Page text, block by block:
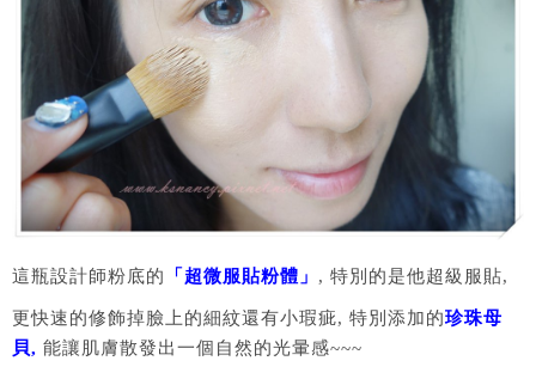
這瓶設計師粉底的 「超微服貼粉體」 , 特別的是他超級服貼,
更快速的修飾掉臉上的細紋還有小瑕疵, 特別添加的珍珠母
貝, 能讓肌膚散發出一個自然的光暈感~~~